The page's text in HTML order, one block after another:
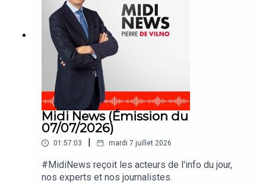
Midi News (Émission du
07/07/2026)
01:57:03 | mardi 7 juillet 2026
#MidiNews reçoit les acteurs de l'info du jour,
nos experts et nos journalistes.